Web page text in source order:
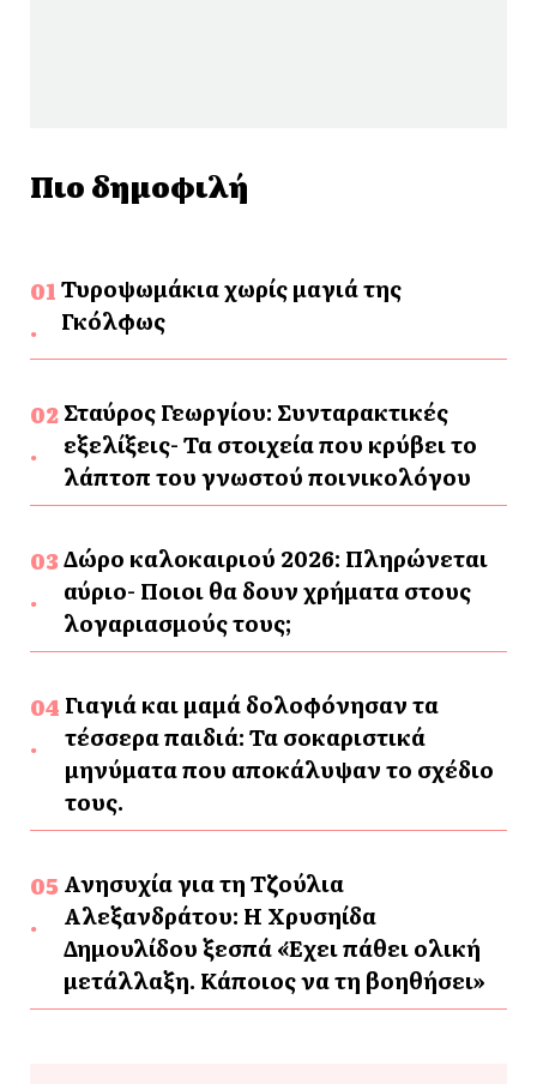
Πιο δημοφιλή
Τυροψωμάκια χωρίς μαγιά της
Γκόλφως
Σταύρος Γεωργίου: Συνταρακτικές
εξελίξεις- Τα στοιχεία που κρύβει το
λάπτοπ του γνωστού ποινικολόγου
Δώρο καλοκαιριού 2026: Πληρώνεται
αύριο- Ποιοι θα δουν χρήματα στους
λογαριασμούς τους;
Γιαγιά και μαμά δολοφόνησαν τα
τέσσερα παιδιά: Τα σοκαριστικά
μηνύματα που αποκάλυψαν το σχέδιο
τους.
Ανησυχία για τη Τζούλια
Αλεξανδράτου: Η Χρυσηίδα
Δημουλίδου ξεσπά «Έχει πάθει ολική
μετάλλαξη. Κάποιος να τη βοηθήσει»